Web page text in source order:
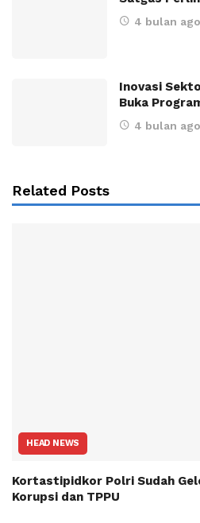
4 bulan ago
Inovasi
Buka
4 bulan ago
Related Posts
HEAD NEWS
Kortastipidkor Polri Sudah
Korupsi dan TPPU